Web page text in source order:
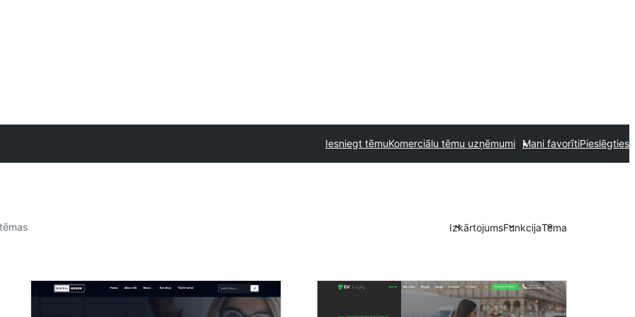
Iesniegt tēmuKomerciālu tēmu uzņēmumi Mani favorītiPieslēgties
IzkārtojumsFunkcijaTēma